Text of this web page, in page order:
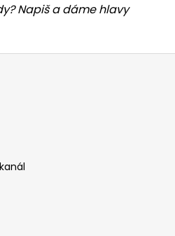
Napiš a dáme hlavy